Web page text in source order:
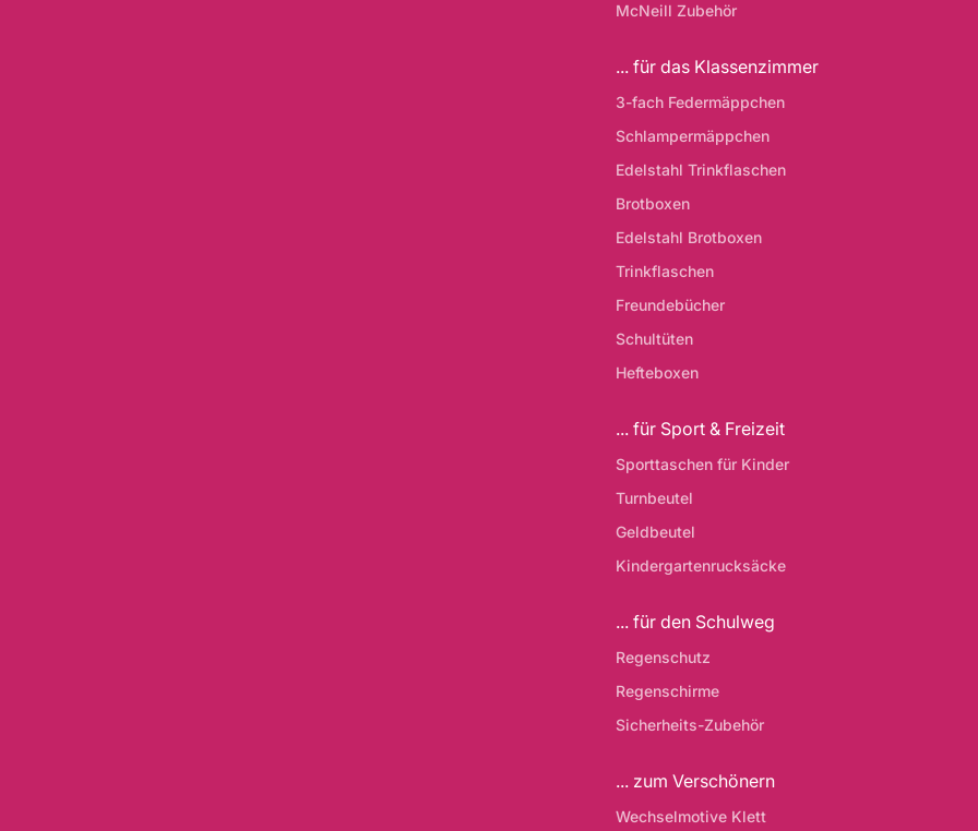
McNeill Zubehör
... für das Klassenzimmer
3-fach Federmäppchen
Schlampermäppchen
Edelstahl Trinkflaschen
Brotboxen
Edelstahl Brotboxen
Trinkflaschen
Freundebücher
Schultüten
Hefteboxen
... für Sport & Freizeit
Sporttaschen für Kinder
Turnbeutel
Geldbeutel
Kindergartenrucksäcke
... für den Schulweg
Regenschutz
Regenschirme
Sicherheits-Zubehör
... zum Verschönern
Wechselmotive Klett